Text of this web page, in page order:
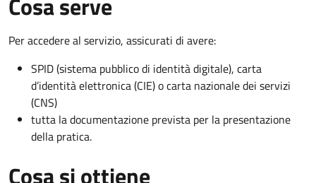
Per accedere al servizio, assicurati di avere:
SPID (sistema pubblico di identità digitale), carta
d’identità elettronica (CIE) o carta nazionale dei servizi
(CNS)
tutta la documentazione prevista per la presentazione
della pratica.
Cosa si ottiene